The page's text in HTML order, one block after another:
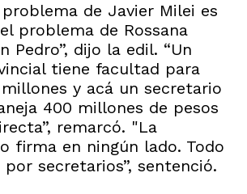
de Javier Milei es
problema de Rossana
Pedro”, dijo la edil. “Un
tiene facultad para
y acá un secretario
400 millones de pesos
remarcó. "La
firma en ningún lado. Todo
secretarios”, sentenció.